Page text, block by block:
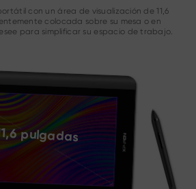
con un área de visualización de 11,6
colocada sobre su mesa o en
para simplificar su espacio de trabajo.
pulgadas